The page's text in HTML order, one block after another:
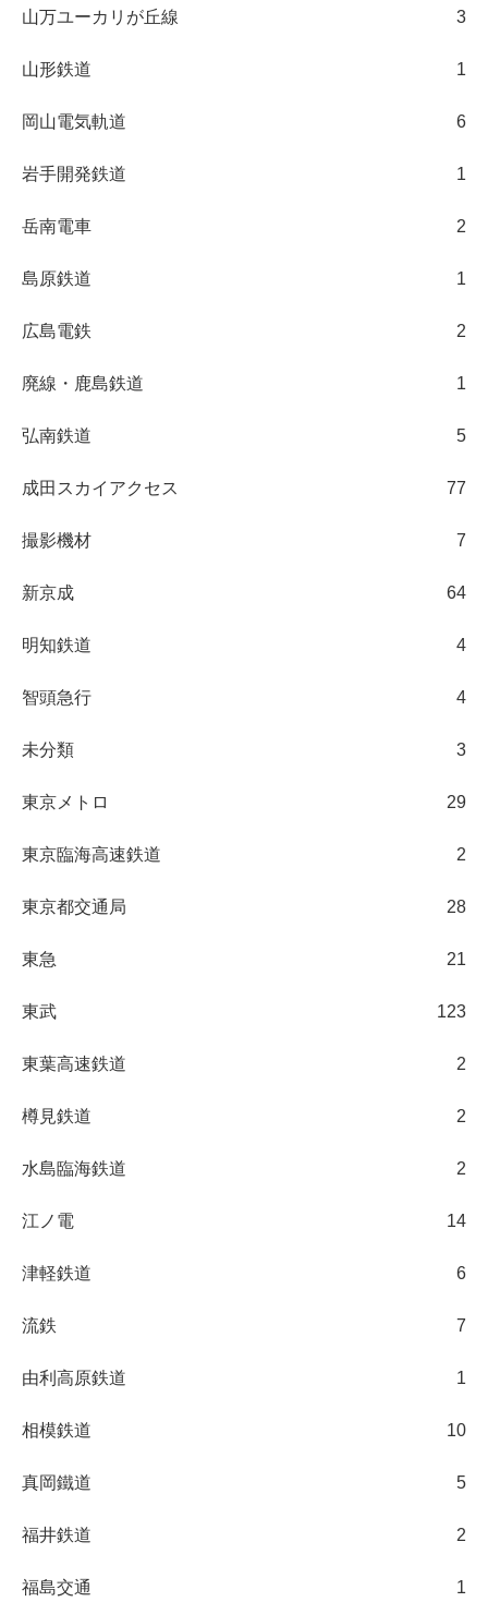
山万ユーカリが丘線 3
山形鉄道 1
岡山電気軌道 6
岩手開発鉄道 1
岳南電車 2
島原鉄道 1
広島電鉄 2
廃線・鹿島鉄道 1
弘南鉄道 5
成田スカイアクセス 77
撮影機材 7
新京成 64
明知鉄道 4
智頭急行 4
未分類 3
東京メトロ 29
東京臨海高速鉄道 2
東京都交通局 28
東急 21
東武 123
東葉高速鉄道 2
樽見鉄道 2
水島臨海鉄道 2
江ノ電 14
津軽鉄道 6
流鉄 7
由利高原鉄道 1
相模鉄道 10
真岡鐵道 5
福井鉄道 2
福島交通 1